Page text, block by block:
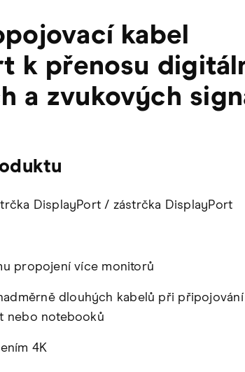
kabel
k přenosu
a zvukových
DisplayPort / zástrčka DisplayPort
propojení více monitorů
dlouhých kabelů při připojování
nebo notebooků
4K